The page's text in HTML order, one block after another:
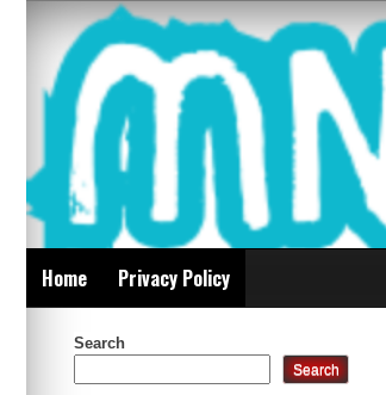
content
Indonesia
Home Privacy Policy
Search
Search